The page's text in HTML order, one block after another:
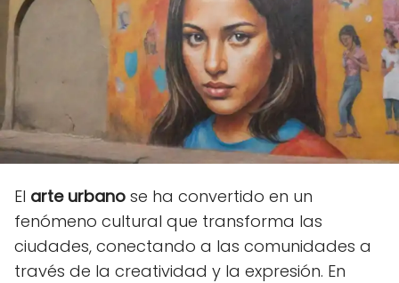
El arte urbano se ha convertido en un
fenómeno cultural que transforma las
ciudades, conectando a las comunidades a
través de la creatividad y la expresión. En